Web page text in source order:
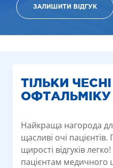
ЗАЛИШИТИ ВІДГУК
ТІЛЬКИ
ОФТАЛЬМІКУ
Найкраща нагорода
щасливі очі
щирості відгуків
пацієнтам медичного